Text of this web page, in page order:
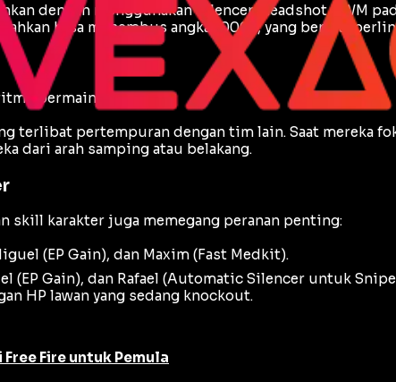
dengan menggunakanSilencer, headshotAWM
bahkan bisa menembus angka 1000+, yang berarti
permainan.
terlibat pertempuran dengan tim lain. Saat mereka
dari arah samping atau belakang.
skill karakter juga memegang peranan penting:
(EP Gain), dan Maxim (Fast Medkit).
(EP Gain), dan Rafael (Automatic Silencer untuk
HP lawan yang sedang knockout.
Fire untuk Pemula